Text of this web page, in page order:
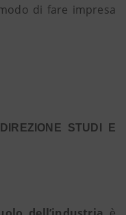
di fare impresa
STUDI E